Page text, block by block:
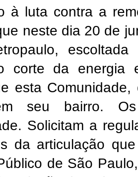
à luta contra a
neste dia 20 de
corte da energia
esta
seu bairro.
Solicitam a
da articulação
de São